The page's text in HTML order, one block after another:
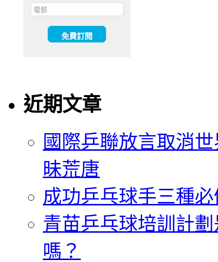
近期文章
國際乒聯放言取消
昧荒唐
成功乒乓球手三種
青苗乒乓球培訓計
嗎？